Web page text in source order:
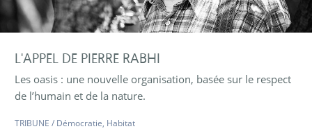
L'APPEL DE PIERRE RABHI
Les oasis : une nouvelle organisation, basée sur le respect
de l’humain et de la nature.
TRIBUNE / Démocratie, Habitat